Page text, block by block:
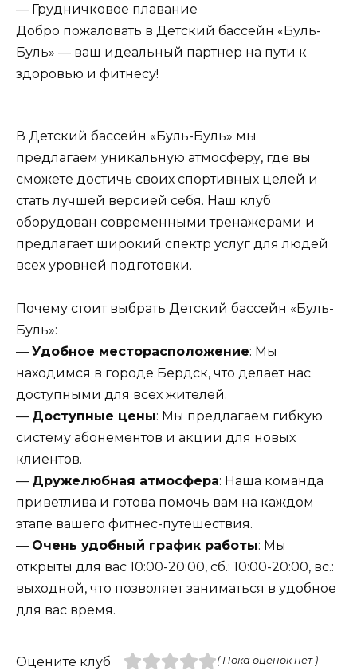
— Грудничковое плавание
Добро пожаловать в Детский бассейн «Буль-
Буль» — ваш идеальный партнер на пути к
здоровью и фитнесу!
В Детский бассейн «Буль-Буль» мы
предлагаем уникальную атмосферу, где вы
сможете достичь своих спортивных целей и
стать лучшей версией себя. Наш клуб
оборудован современными тренажерами и
предлагает широкий спектр услуг для людей
всех уровней подготовки.
Почему стоит выбрать Детский бассейн «Буль-
Буль»:
— Удобное месторасположение: Мы
находимся в городе Бердск, что делает нас
доступными для всех жителей.
— Доступные цены: Мы предлагаем гибкую
систему абонементов и акции для новых
клиентов.
— Дружелюбная атмосфера: Наша команда
приветлива и готова помочь вам на каждом
этапе вашего фитнес-путешествия.
— Очень удобный график работы: Мы
открыты для вас 10:00-20:00, сб.: 10:00-20:00, вс.:
выходной, что позволяет заниматься в удобное
для вас время.
Оцените клуб ( Пока оценок нет )